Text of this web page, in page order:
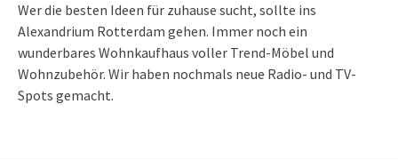
Wer die besten Ideen für zuhause sucht, sollte ins
Alexandrium Rotterdam gehen. Immer noch ein
wunderbares Wohnkaufhaus voller Trend-Möbel und
Wohnzubehör. Wir haben nochmals neue Radio- und TV-
Spots gemacht.